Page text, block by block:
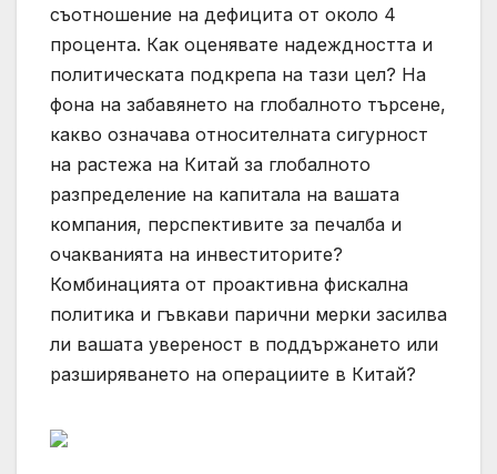
съотношение на дефицита от около 4
процента. Как оценявате надеждността и
политическата подкрепа на тази цел? На
фона на забавянето на глобалното търсене,
какво означава относителната сигурност
на растежа на Китай за глобалното
разпределение на капитала на вашата
компания, перспективите за печалба и
очакванията на инвеститорите?
Комбинацията от проактивна фискална
политика и гъвкави парични мерки засилва
ли вашата увереност в поддържането или
разширяването на операциите в Китай?